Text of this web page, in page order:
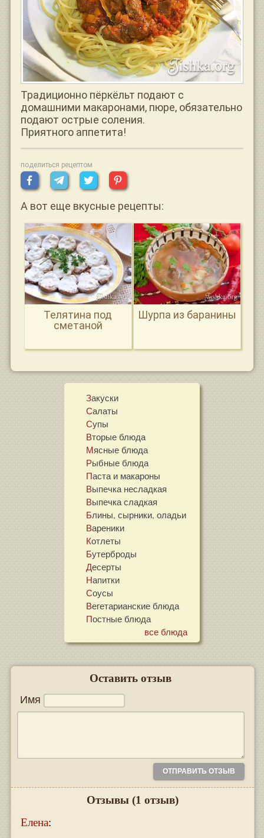
Традиционно пёркёльт подают с
домашними макаронами, пюре, обязательно
подают острые соления.
Приятного аппетита!
поделиться рецептом
А вот еще вкусные рецепты:
Телятина под
сметаной
Шурпа из баранины
Закуски
Салаты
Супы
Вторые блюда
Мясные блюда
Рыбные блюда
Паста и макароны
Выпечка несладкая
Выпечка сладкая
Блины, сырники, оладьи
Вареники
Котлеты
Бутерброды
Десерты
Напитки
Соусы
Вегетарианские блюда
Постные блюда
все блюда
Оставить отзыв
Имя
Отзывы (1 отзыв)
Елена: